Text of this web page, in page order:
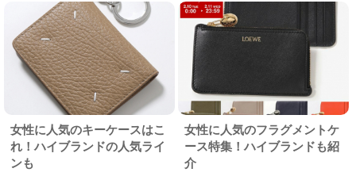
女性に人気のキーケースはこ
れ！ハイブランドの人気ライ
ンも
女性に人気のフラグメントケ
ース特集！ハイブランドも紹
介